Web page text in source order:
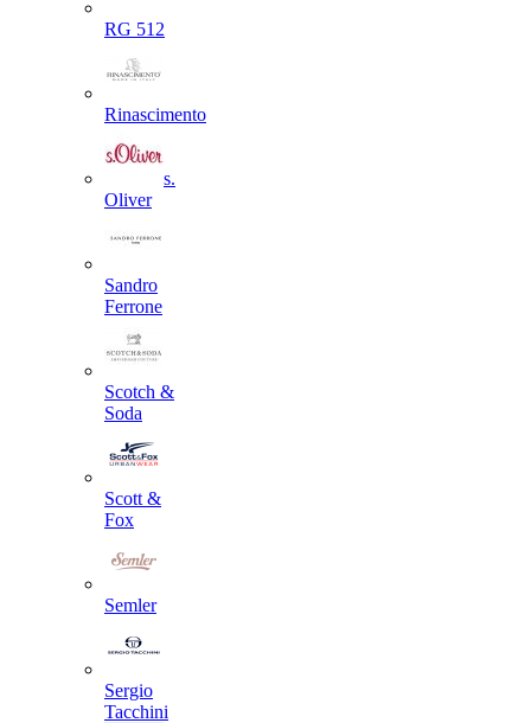
RG 512
Rinascimento
s.
Oliver
Sandro
Ferrone
Scotch &
Soda
Scott &
Fox
Semler
Sergio
Tacchini